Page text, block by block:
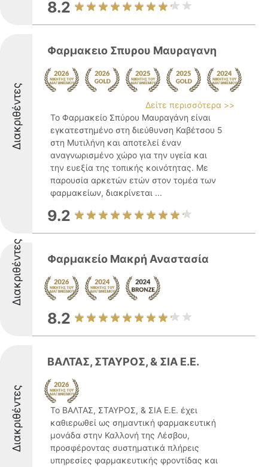
8.2
Διακριθέντες
Φαρμακειο Σπυρου Μαυραγανη
Δείτε περισσότερα >>
Το Φαρμακείο Σπύρου Μαυραγάνη είναι
εγκατεστημένο στη διεύθυνση Καβέτσου 5
στη Μυτιλήνη και αποτελεί έναν
αναγνωρισμένο χώρο για την υγεία και
την ευεξία της τοπικής κοινότητας. Με
παρουσία αρκετών ετών στον τομέα των
φαρμακείων, διακρίνεται ...
9.2
Διακριθέντες Φαρμακείο Μακρή Αναστασία
8.2
Διακριθέντες
ΒΑΛΤΑΣ, ΣΤΑΥΡΟΣ, & ΣΙΑ Ε.Ε.
Το ΒΑΛΤΑΣ, ΣΤΑΥΡΟΣ, & ΣΙΑ Ε.Ε. έχει
καθιερωθεί ως σημαντική φαρμακευτική
μονάδα στην Καλλονή της Λέσβου,
προσφέροντας συστηματικά πλήρεις
υπηρεσίες φαρμακευτικής φροντίδας και